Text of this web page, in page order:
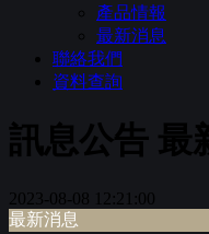
產品情報
最新消息
聯絡我們
資料查詢
訊息公告 最
2023-08-08 12:21:00
最新消息